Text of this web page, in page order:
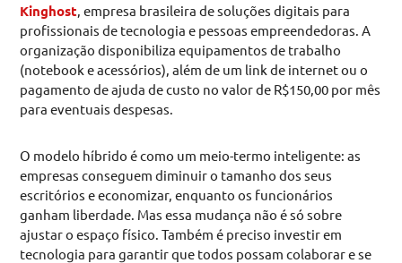
Kinghost, empresa brasileira de soluções digitais para
profissionais de tecnologia e pessoas empreendedoras. A
organização disponibiliza equipamentos de trabalho
(notebook e acessórios), além de um link de internet ou o
pagamento de ajuda de custo no valor de R$150,00 por mês
para eventuais despesas.
O modelo híbrido é como um meio-termo inteligente: as
empresas conseguem diminuir o tamanho dos seus
escritórios e economizar, enquanto os funcionários
ganham liberdade. Mas essa mudança não é só sobre
ajustar o espaço físico. Também é preciso investir em
tecnologia para garantir que todos possam colaborar e se